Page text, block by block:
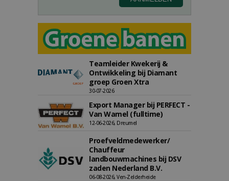
Teamleider Kwekerij &
Ontwikkeling bij Diamant
groep Groen Xtra
30-07-2026
Export Manager bij PERFECT -
Van Wamel (fulltime)
12-06-2026, Dreumel
Proefveldmedewerker/
Chauffeur
landbouwmachines bij DSV
zaden Nederland B.V.
06-08-2026, Ven-Zelderheide